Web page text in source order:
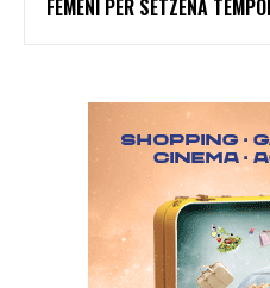
FEMENÍ PER SETZENA